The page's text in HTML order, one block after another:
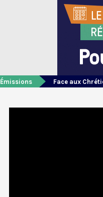
Émissions Face aux